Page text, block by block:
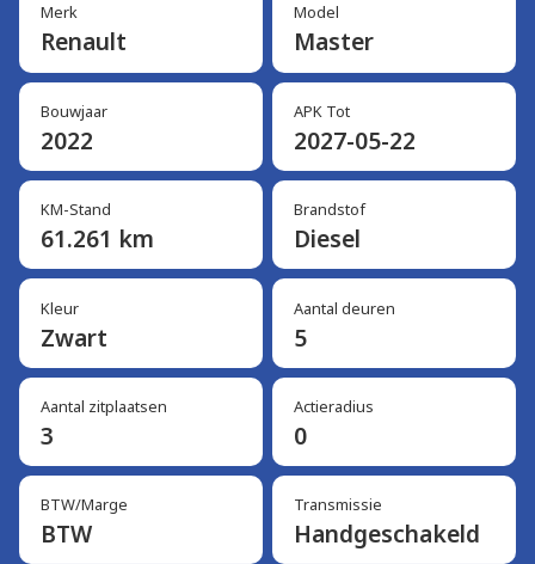
Merk
Renault
Model
Master
Bouwjaar
2022
APK Tot
2027-05-22
KM-Stand
61.261 km
Brandstof
Diesel
Kleur
Zwart
Aantal deuren
5
Aantal zitplaatsen
3
Actieradius
0
BTW/Marge
BTW
Transmissie
Handgeschakeld